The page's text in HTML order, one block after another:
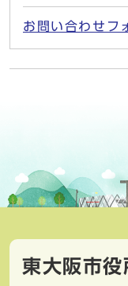
お問い合わせフ
東大阪市役